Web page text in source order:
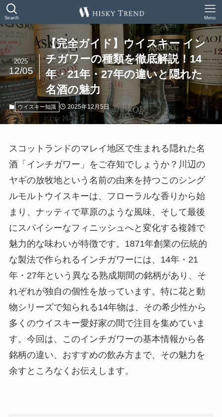
Search Menu
【完全ガイド】ウイスキー イン
チガワーの種類を徹底解説！14
年・21年・27年の違いと隠れた
名酒の魅力
2025
12/05
ウイスキー知識 2025年12月5日
スコットランドのマレイ地区で生まれる隠れた名
酒「インチガワー」をご存知でしょうか？川辺の
ヤギの放牧地という名前の由来を持つこのシング
ルモルトウイスキーは、フローラルな香りから始
まり、ナッティで草原のような風味、そして最後
にスパイシーなフィニッシュへと変化する複雑で
魅力的な味わいが特徴です。1871年創業の伝統的
な製法で作られるインチガワーには、14年・21
年・27年という異なる熟成期間の銘柄があり、そ
れぞれが独自の個性を放っています。特に花と動
物シリーズで知られる14年物は、その希少性から
多くのウイスキー愛好家の間で注目を集めていま
す。今回は、このインチガワーの基本情報から各
銘柄の違い、おすすめの飲み方まで、その魅力を
余すところなくお伝えします。